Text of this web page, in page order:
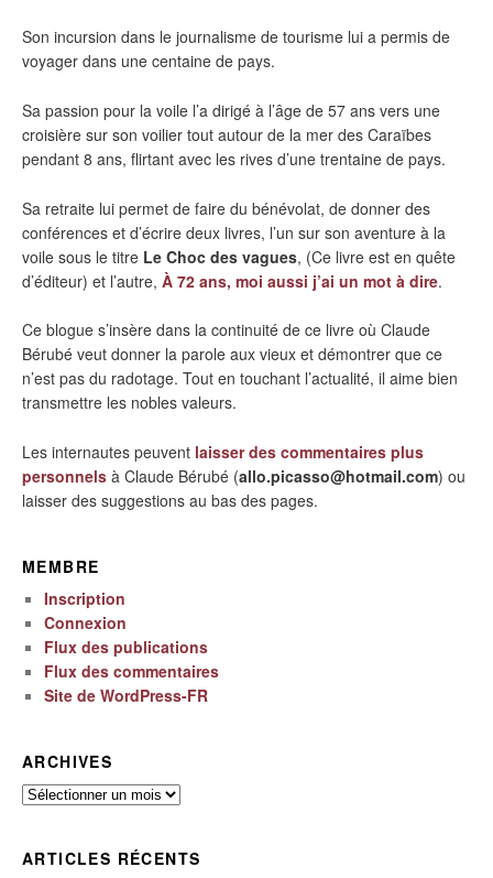
Son incursion dans le journalisme de tourisme lui a permis de
voyager dans une centaine de pays.
Sa passion pour la voile l’a dirigé à l’âge de 57 ans vers une
croisière sur son voilier tout autour de la mer des Caraïbes
pendant 8 ans, flirtant avec les rives d’une trentaine de pays.
Sa retraite lui permet de faire du bénévolat, de donner des
conférences et d’écrire deux livres, l’un sur son aventure à la
voile sous le titre Le Choc des vagues, (Ce livre est en quête
d’éditeur) et l’autre, À 72 ans, moi aussi j’ai un mot à dire.
Ce blogue s’insère dans la continuité de ce livre où Claude
Bérubé veut donner la parole aux vieux et démontrer que ce
n’est pas du radotage. Tout en touchant l’actualité, il aime bien
transmettre les nobles valeurs.
Les internautes peuvent laisser des commentaires plus
personnels à Claude Bérubé (allo.picasso@hotmail.com) ou
laisser des suggestions au bas des pages.
MEMBRE
Inscription
Connexion
Flux des publications
Flux des commentaires
Site de WordPress-FR
ARCHIVES
Archives
ARTICLES RÉCENTS